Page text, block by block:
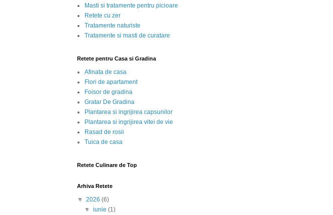
Masti si tratamente pentru picioare
Retete cu zer
Tratamente naturiste
Tratamente si masti de curatare
Retete pentru Casa si Gradina
Afinata de casa
Flori de apartament
Foisor de gradina
Gratar De Gradina
Plantarea si ingrijirea capsunilor
Plantarea si ingrijirea vitei de vie
Rasad de rosii
Tuica de casa
Retete Culinare de Top
Arhiva Retete
▼ 2026 (6)
▼iunie(1)